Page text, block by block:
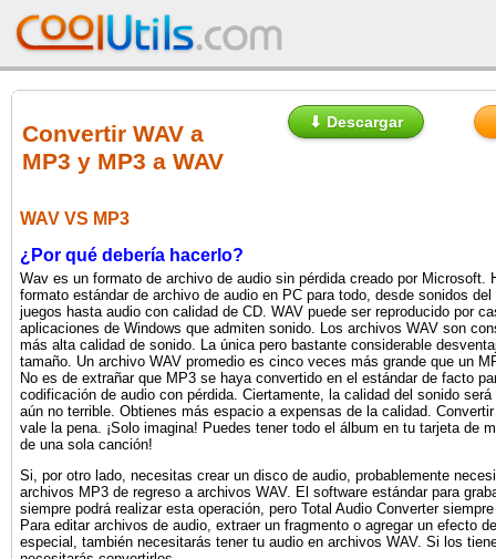
Convertir WAV a
MP3 y MP3 a WAV
⬇ Descargar
WAV VS MP3
¿Por qué debería hacerlo?
Wav es un formato de archivo de audio sin pérdida creado por Microsoft.
formato estándar de archivo de audio en PC para todo, desde sonidos
juegos hasta audio con calidad de CD. WAV puede ser reproducido por
aplicaciones de Windows que admiten sonido. Los archivos WAV son
más alta calidad de sonido. La única pero bastante considerable
tamaño. Un archivo WAV promedio es cinco veces más grande que un
No es de extrañar que MP3 se haya convertido en el estándar de facto
codificación de audio con pérdida. Ciertamente, la calidad del sonido
aún no terrible. Obtienes más espacio a expensas de la calidad.
vale la pena. ¡Solo imagina! Puedes tener todo el álbum en tu tarjeta de
de una sola canción!
Si, por otro lado, necesitas crear un disco de audio, probablemente
archivos MP3 de regreso a archivos WAV. El software estándar para
siempre podrá realizar esta operación, pero Total Audio Converter
Para editar archivos de audio, extraer un fragmento o agregar un efecto
especial, también necesitarás tener tu audio en archivos WAV. Si los